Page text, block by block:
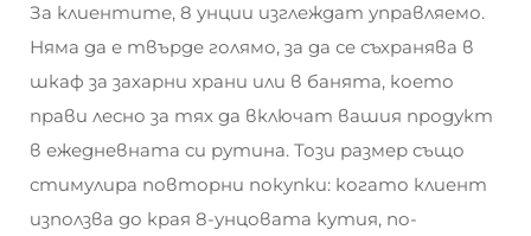
За клиентите, 8 унции изглеждат управляемо.
Няма да е твърде голямо, за да се съхранява в
шкаф за захарни храни или в банята, което
прави лесно за тях да включат вашия продукт
в ежедневната си рутина. Този размер също
стимулира повторни покупки: когато клиент
използва до края 8-унцовата кутия, по-